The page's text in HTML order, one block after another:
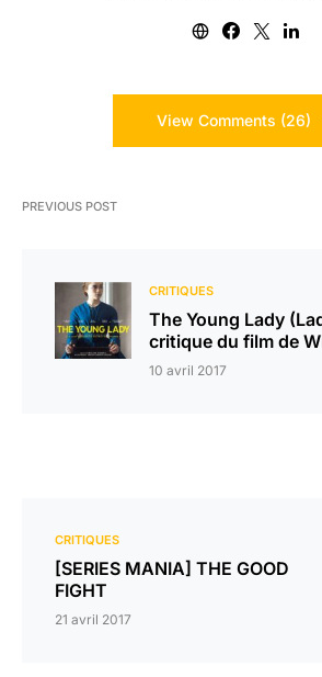
View Comments (26)
PREVIOUS POST
CRITIQUES
The Young Lady
critique du film de
10 avril 2017
CRITIQUES
[SERIES MANIA] THE GOOD
FIGHT
21 avril 2017